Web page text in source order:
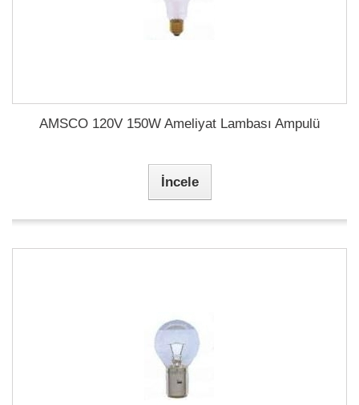
AMSCO 120V 150W Ameliyat Lambası Ampulü
İncele